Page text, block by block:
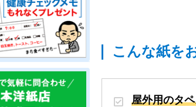
こんな紙を
屋外用のタ